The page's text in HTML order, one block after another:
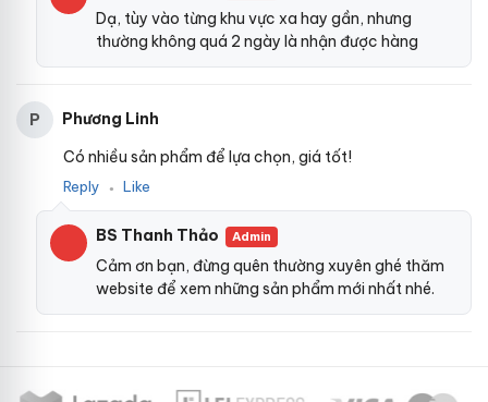
Dạ, tùy vào từng khu vực xa hay gần, nhưng
thường không quá 2 ngày là nhận được hàng
P
Phương Linh
Có nhiều sản phẩm để lựa chọn, giá tốt!
Reply ● Like
BS Thanh Thảo Admin
Cảm ơn bạn, đừng quên thường xuyên ghé thăm
website để xem những sản phẩm mới nhất nhé.